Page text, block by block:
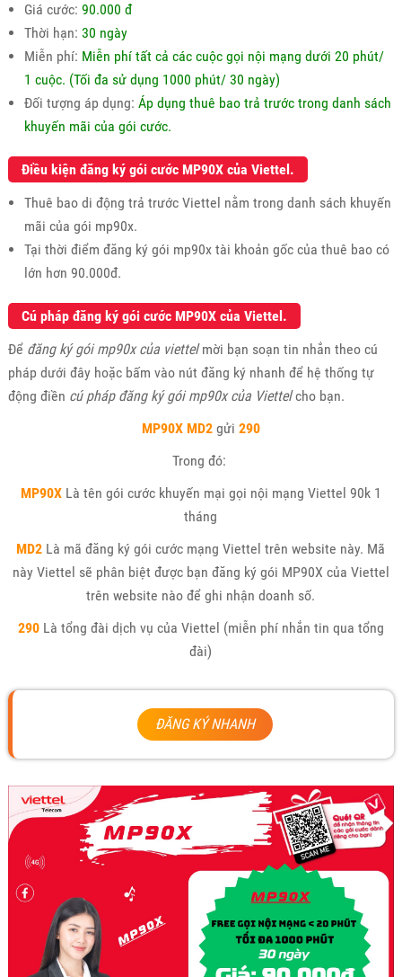
Giá cước: 90.000 đ
Thời hạn: 30 ngày
Miễn phí: Miễn phí tất cả các cuộc gọi nội mạng dưới 20 phút/
1 cuộc. (Tối đa sử dụng 1000 phút/ 30 ngày)
Đối tượng áp dụng: Áp dụng thuê bao trả trước trong danh sách
khuyến mãi của gói cước.
Điều kiện đăng ký gói cước MP90X của Viettel.
Thuê bao di động trả trước Viettel nằm trong danh sách khuyến
mãi của gói mp90x.
Tại thời điểm đăng ký gói mp90x tài khoản gốc của thuê bao có
lớn hơn 90.000đ.
Cú pháp đăng ký gói cước MP90X của Viettel.
Để đăng ký gói mp90x của viettelmời bạn soạn tin nhắn theo cú
pháp dưới đây hoặc bấm vào nút đăng ký nhanh để hệ thống tự
động điền cú pháp đăng ký gói mp90x của Viettelcho bạn.
MP90X MD2 gửi 290
Trong đó:
MP90XLà tên gói cước khuyến mại gọi nội mạng Viettel 90k 1
tháng
MD2 Là mã đăng ký gói cước mạng Viettel trên website này. Mã
này Viettel sẽ phân biệt được bạn đăng ký gói MP90X của Viettel
trên website nào để ghi nhận doanh số.
290 Là tổng đài dịch vụ của Viettel (miễn phí nhắn tin qua tổng
đài)
ĐĂNG KÝ NHANH